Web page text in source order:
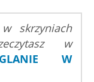
skrzyniach
w
W